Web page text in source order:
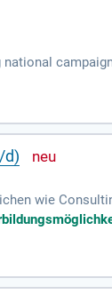
d)
wie
digitale